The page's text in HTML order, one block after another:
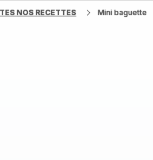
NOS RECETTES Mini baguette